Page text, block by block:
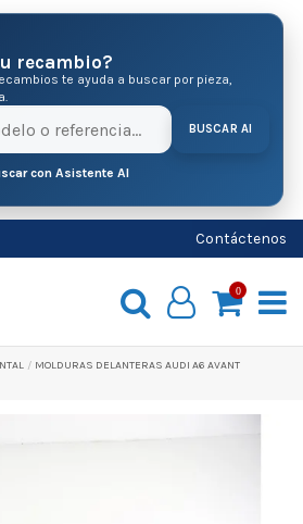
recambio?
te ayuda a buscar por pieza,
BUSCAR AI
con Asistente AI
Contáctenos
0
MOLDURAS DELANTERAS AUDI A6 AVANT